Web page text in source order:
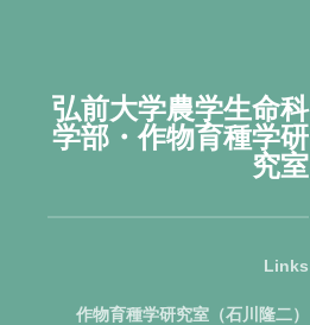
弘前大学農学生命科
学部・作物育種学研
究室
Links
作物育種学研究室（石川隆二）